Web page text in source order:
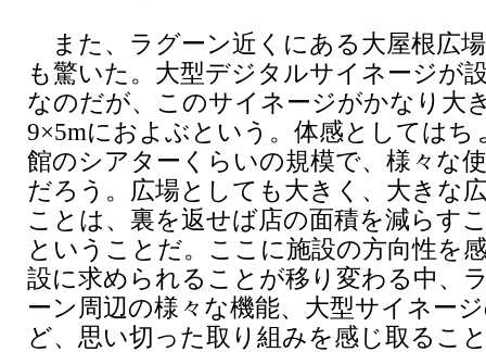
また、ラグーン近くにある大屋根広
も驚いた。大型デジタルサイネージが
なのだが、このサイネージがかなり大
9×5mにおよぶという。体感としてはち
館のシアターくらいの規模で、様々な
だろう。広場としても大きく、大きな
ことは、裏を返せば店の面積を減らす
ということだ。ここに施設の方向性を
設に求められることが移り変わる中、
ーン周辺の様々な機能、大型サイネー
ど、思い切った取り組みを感じ取るこ